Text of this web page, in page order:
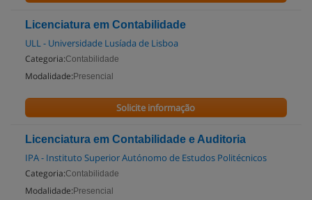
Licenciatura em Contabilidade
ULL - Universidade Lusíada de Lisboa
Categoria:Contabilidade
Modalidade: Presencial
Solicite informação
Licenciatura em Contabilidade e Auditoria
IPA - Instituto Superior Autónomo de Estudos Politécnicos
Categoria:Contabilidade
Modalidade: Presencial